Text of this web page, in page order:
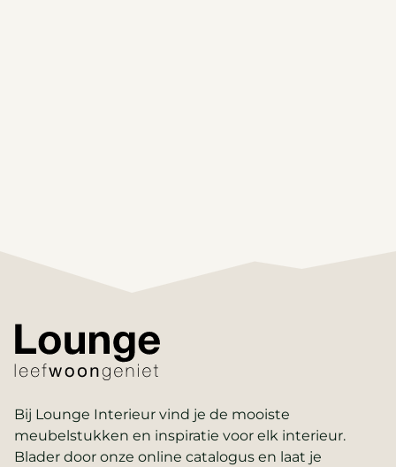
Bij Lounge Interieur vind je de mooiste
meubelstukken en inspiratie voor elk interieur.
Blader door onze online catalogus en laat je